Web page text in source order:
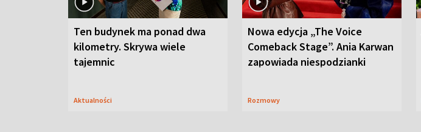
Ten budynek ma ponad dwa
kilometry. Skrywa wiele
tajemnic
Aktualności
Nowa edycja „The Voice
Comeback Stage”. Ania Karwan
zapowiada niespodzianki
Rozmowy